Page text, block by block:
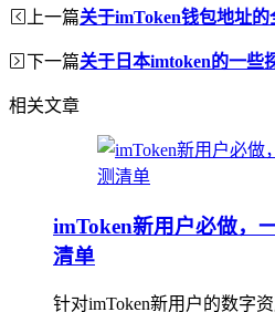
上一篇关于imToken钱包地址的
下一篇关于日本imtoken的一些
相关文章
imToken新用户必做，
清单
针对imToken新用户的数字